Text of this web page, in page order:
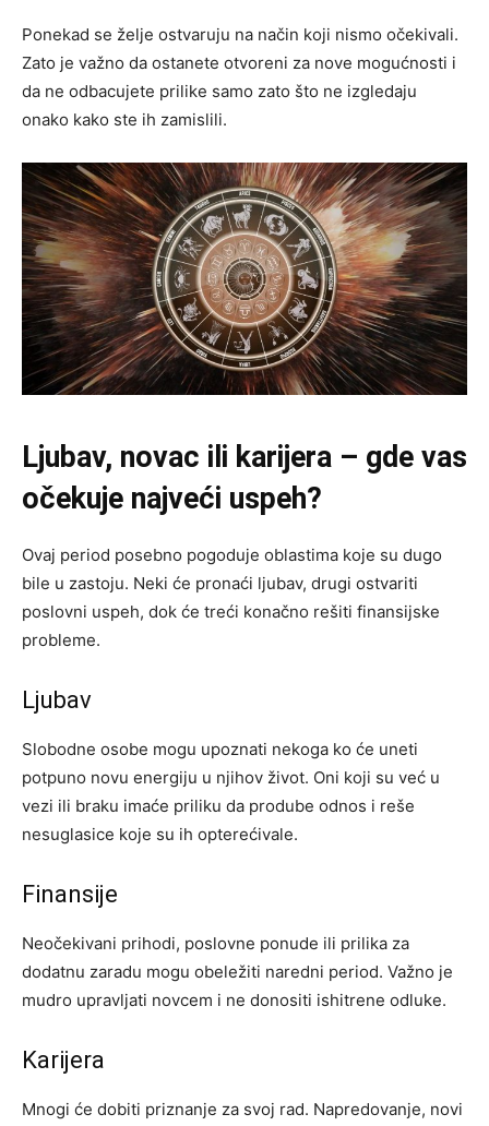
Ponekad se želje ostvaruju na način koji nismo očekivali.
Zato je važno da ostanete otvoreni za nove mogućnosti i
da ne odbacujete prilike samo zato što ne izgledaju
onako kako ste ih zamislili.
Ljubav, novac ili karijera – gde vas
očekuje najveći uspeh?
Ovaj period posebno pogoduje oblastima koje su dugo
bile u zastoju. Neki će pronaći ljubav, drugi ostvariti
poslovni uspeh, dok će treći konačno rešiti finansijske
probleme.
Ljubav
Slobodne osobe mogu upoznati nekoga ko će uneti
potpuno novu energiju u njihov život. Oni koji su već u
vezi ili braku imaće priliku da prodube odnos i reše
nesuglasice koje su ih opterećivale.
Finansije
Neočekivani prihodi, poslovne ponude ili prilika za
dodatnu zaradu mogu obeležiti naredni period. Važno je
mudro upravljati novcem i ne donositi ishitrene odluke.
Karijera
Mnogi će dobiti priznanje za svoj rad. Napredovanje, novi